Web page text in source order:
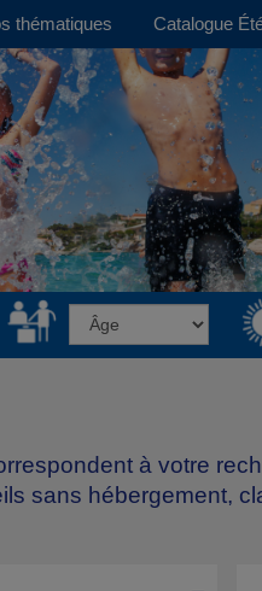
thématiques Catalogue
à votre
sans hébergement,